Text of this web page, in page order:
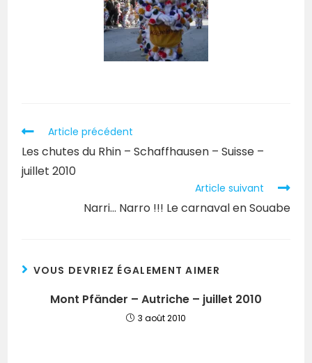
Article précédent
Les chutes du Rhin – Schaffhausen – Suisse –
juillet 2010
Article suivant
Narri… Narro !!! Le carnaval en Souabe
VOUS DEVRIEZ ÉGALEMENT AIMER
Mont Pfänder – Autriche – juillet 2010
3 août 2010